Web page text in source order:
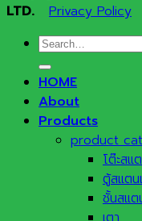
LTD.
Privacy Policy
Search
for:
HOME
About
Products
product
โต๊ะสแ
ตู้สแตน
ชั้นสแต